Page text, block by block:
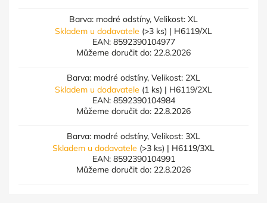
Barva: modré odstíny, Velikost: XL
Skladem u dodavatele (>3 ks) | H6119/XL
EAN: 8592390104977
Můžeme doručit do: 22.8.2026
Barva: modré odstíny, Velikost: 2XL
Skladem u dodavatele (1 ks) | H6119/2XL
EAN: 8592390104984
Můžeme doručit do: 22.8.2026
Barva: modré odstíny, Velikost: 3XL
Skladem u dodavatele (>3 ks) | H6119/3XL
EAN: 8592390104991
Můžeme doručit do: 22.8.2026